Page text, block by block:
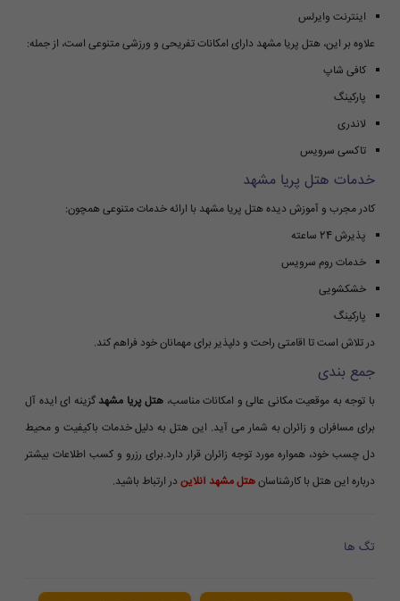
اینترنت وایرلس
علاوه بر این، هتل پریا مشهد دارای امکانات تفریحی و ورزشی متنوعی است، از جمله:
کافی شاپ
پارکینگ
لاندری
تاکسی سرویس
خدمات هتل پریا مشهد
کادر مجرب و آموزش دیده هتل پریا مشهد با ارائه خدمات متنوعی همچون:
پذیرش 24 ساعته
خدمات روم سرویس
خشکشویی
پارکینگ
در تلاش است تا اقامتی راحت و دلپذیر برای مهمانان خود فراهم کند.
جمع بندی
با توجه به موقعیت مکانی عالی و امکانات مناسب، هتل پریا مشهد گزینه ای ایده آل
برای مسافران و زائران به شمار می آید. این هتل به دلیل خدمات باکیفیت و محیط
دل چسب خود، همواره مورد توجه زائران قرار دارد.برای رزرو و کسب اطلاعات بیشتر
درباره این هتل با کارشناسانهتل مشهد آنلایندر ارتباط باشید.
تگ ها